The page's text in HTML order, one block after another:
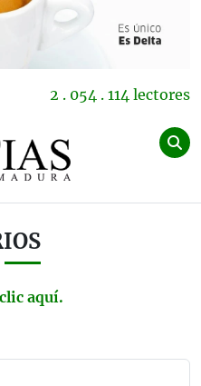
2 . 054 . 114 lectores
aquí.